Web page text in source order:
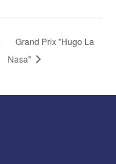
Grand Prix "Hugo La
Nasa"